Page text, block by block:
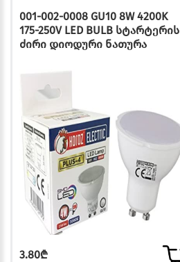
001-002-0008 GU10 8W 4200K
175-250V LED BULB სტარტერის
ძირი დიოდური ნათურა
3.80₾